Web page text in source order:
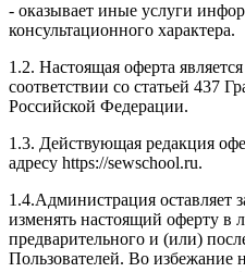
- оказывает иные услуги
консультационного характера.
1.2. Настоящая оферта
соответствии со статьей 437
Российской Федерации.
1.3. Действующая редакция
адресу https://sewschool.ru.
1.4.Администрация оставляет
изменять настоящий оферту в
предварительного и (или)
Пользователей. Во избежание